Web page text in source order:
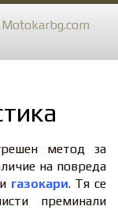
метод за
на повреда
газокари. Тя се
преминали